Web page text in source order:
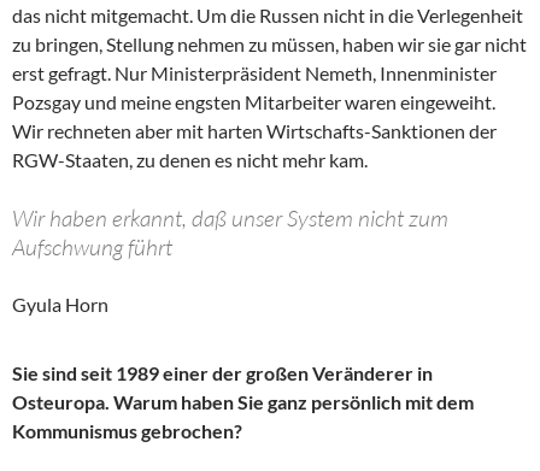
das nicht mitgemacht. Um die Russen nicht in die Verlegenheit
zu bringen, Stellung nehmen zu müssen, haben wir sie gar nicht
erst gefragt. Nur Ministerpräsident Nemeth, Innenminister
Pozsgay und meine engsten Mitarbeiter waren eingeweiht.
Wir rechneten aber mit harten Wirtschafts-Sanktionen der
RGW-Staaten, zu denen es nicht mehr kam.
Wir haben erkannt, daß unser System nicht zum
Aufschwung führt
Gyula Horn
Sie sind seit 1989 einer der großen Veränderer in
Osteuropa. Warum haben Sie ganz persönlich mit dem
Kommunismus gebrochen?